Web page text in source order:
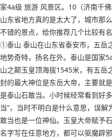
家4a级 旅游 风景区。10（济南千
山东省地方真的是太大了，城市那
不错的景点，给你推荐几个比较有
①泰山 泰山在山东省泰安市，五岳
地势奇特，扬名在外。泰山是国家
山之颠玉皇顶海拔1545米，有五岳
封的最大神位是东岳大帝，主要就
是泰山石敢当。小时候经常看到好
当”，当时不明白是什么意思，误
敢当也是一位神仙。玉皇大帝赋予
名字写在任意地方，都可以驱魔辟